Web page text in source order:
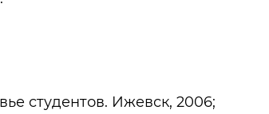
студентов. Ижевск, 2006;